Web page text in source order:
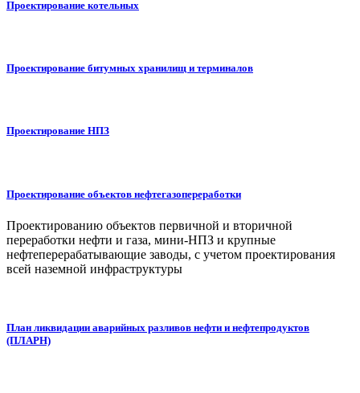
Проектирование котельных
Проектирование битумных хранилищ и терминалов
Проектирование НПЗ
Проектирование объектов нефтегазопереработки
Проектированию объектов первичной и вторичной
переработки нефти и газа, мини-НПЗ и крупные
нефтеперерабатывающие заводы, с учетом проектирования
всей наземной инфраструктуры
План ликвидации аварийных разливов нефти и нефтепродуктов
(ПЛАРН)